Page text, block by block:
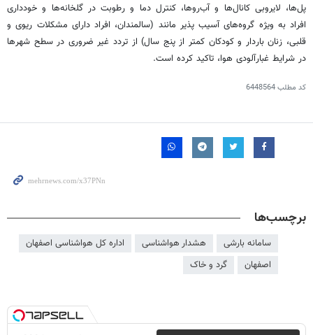
پل‌ها، لایروبی کانال‌ها و آب‌روها، کنترل دما و رطوبت در گلخانه‌ها و خودداری
افراد به ویژه گروه‌های آسیب پذیر مانند (سالمندان، افراد دارای مشکلات ریوی و
قلبی، زنان باردار و کودکان کمتر از پنج سال) از تردد غیر ضروری در سطح شهرها
در شرایط غبارآلودی هوا، تاکید کرده است.
کد مطلب6448564
برچسب‌ها
سامانه بارشی هشدار هواشناسی
اداره کل هواشناسی اصفهان
اصفهان
گرد و خاک